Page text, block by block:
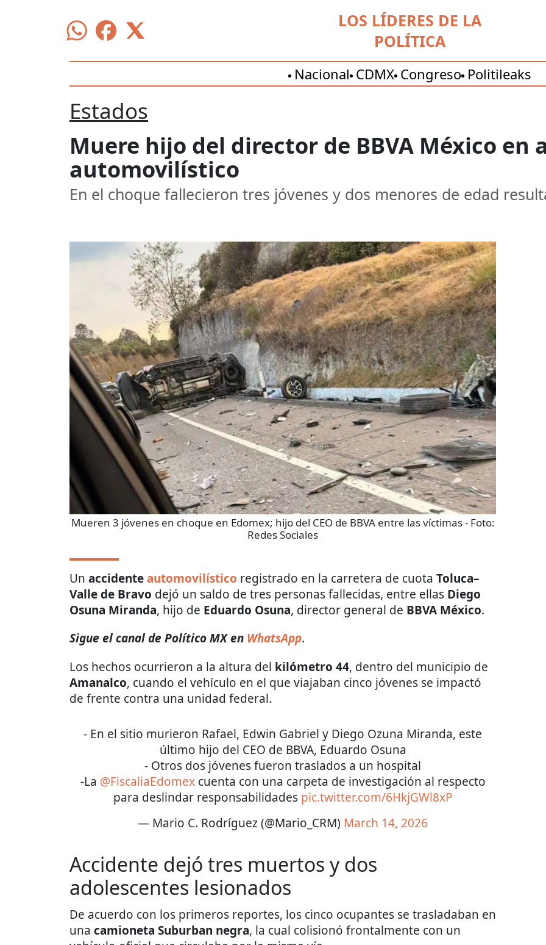
LOS LÍDERES DE LA
POLÍTICA
Nacional CDMX Congreso Politileaks
Estados
Muere hijo del director de BBVA México en
automovilístico
En el choque fallecieron tres jóvenes y dos menores de edad
Mueren 3 jóvenes en choque en Edomex; hijo del CEO de BBVA entre las víctimas- Foto:
Redes Sociales
Un accidenteautomovilístico registrado en la carretera de cuota Toluca–
Valle de Bravo dejó un saldo de tres personas fallecidas, entre ellas Diego
Osuna Miranda, hijo de Eduardo Osuna, director general de BBVA México.
Sigue el canal de Político MX en WhatsApp.
Los hechos ocurrieron a la altura del kilómetro 44, dentro del municipio de
Amanalco, cuando el vehículo en el que viajaban cinco jóvenes se impactó
de frente contra una unidad federal.
- En el sitio murieron Rafael, Edwin Gabriel y Diego Ozuna Miranda, este
último hijo del CEO de BBVA, Eduardo Osuna
- Otros dos jóvenes fueron traslados a un hospital
-La @FiscaliaEdomexcuenta con una carpeta de investigación al respecto
para deslindar responsabilidades pic.twitter.com/6HkjGWl8xP
— Mario C. Rodríguez (@Mario_CRM) March 14, 2026
Accidente dejó tres muertos y dos
adolescentes lesionados
De acuerdo con los primeros reportes, los cinco ocupantes se trasladaban en
una camioneta Suburban negra, la cual colisionó frontalmente con un